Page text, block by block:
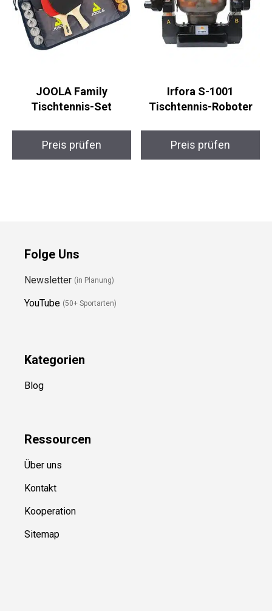
JOOLA Family
Tischtennis-Set
Preis prüfen
Irfora S-1001
Tischtennis-Roboter
Preis prüfen
Folge Uns
Newsletter (in Planung)
YouTube (50+ Sportarten)
Kategorien
Blog
Ressourcen
Über uns
Kontakt
Kooperation
Sitemap